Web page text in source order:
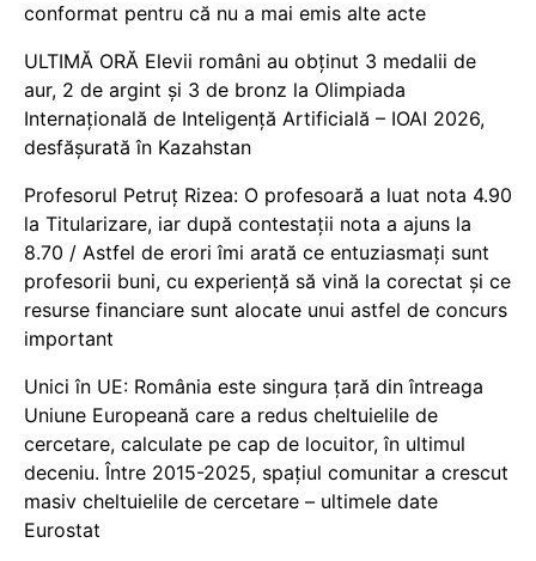
conformat pentru că nu a mai emis alte acte
ULTIMĂ ORĂ Elevii români au obținut 3 medalii de
aur, 2 de argint și 3 de bronz la Olimpiada
Internațională de Inteligență Artificială – IOAI 2026,
desfășurată în Kazahstan
Profesorul Petruț Rizea: O profesoară a luat nota 4.90
la Titularizare, iar după contestații nota a ajuns la
8.70 / Astfel de erori îmi arată ce entuziasmați sunt
profesorii buni, cu experiență să vină la corectat și ce
resurse financiare sunt alocate unui astfel de concurs
important
Unici în UE: România este singura țară din întreaga
Uniune Europeană care a redus cheltuielile de
cercetare, calculate pe cap de locuitor, în ultimul
deceniu. Între 2015-2025, spațiul comunitar a crescut
masiv cheltuielile de cercetare – ultimele date
Eurostat